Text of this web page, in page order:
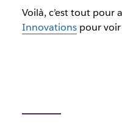
Voilà, c’est tout pour
Innovationspour voir